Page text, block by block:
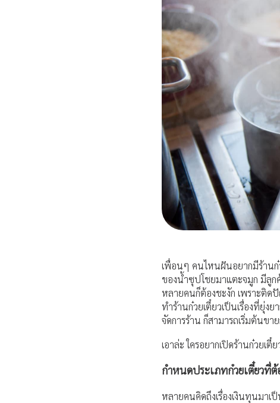
เพื่อนๆ คนไหนฝันอยากมีร้านก๋
ของน้ำซุปโชยมาแตะจมูก มีลูก
หลายคนก็ต้องชะงัก เพราะติด
ทำร้านก๋วยเตี๋ยวเป็นเรื่องที่ยุ่
จัดการร้าน ก็สามารถเริ่มต้นขา
เอาล่ะ ใครอยากเปิดร้านก๋วยเ
กำหนดประเภทก๋วยเตี๋ยวที่ต้
หลายคนคิดถึงเรื่องเงินทุนมาเ